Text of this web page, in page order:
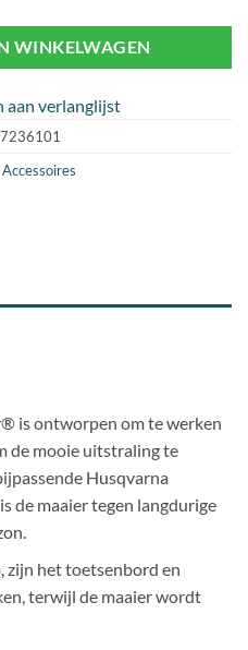
WINKELWAGEN
aan verlanglijst
Accessoires
is ontworpen om te werken
de mooie uitstraling te
Husqvarna
de maaier tegen langdurige
zijn het toetsenbord en
terwijl de maaier wordt